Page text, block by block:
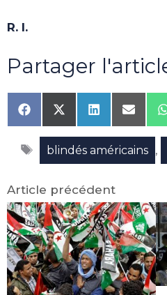
R. I.
Partager
Share
on
Facebook
Share
on
X
(Twitter)
Share
on
LinkedIn
Share
on
Email
Étiquettes
blindés américains ,
Article précédent